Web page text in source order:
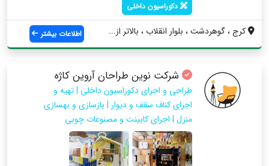
دکوراسیون داخلی
کرج ، گوهردشت ، بلوار انقلاب ، بالاتر از... اطلاعات بیشتر
شرکت نوین طراحان آروین کاژه
طراحی و اجرای دکوراسیون داخلی | تهیه و
اجرای کناف سقف و دیوار | بازسازی و بهسازی
منزل | اجرای کابینت و مصنوعات چوبی